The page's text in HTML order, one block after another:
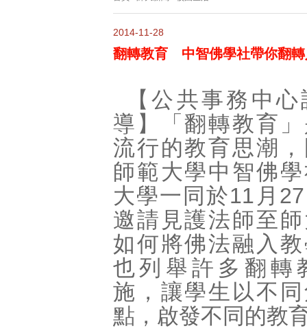
2014-11-28
翻轉教育 中智佛學社帶你翻轉
【公共事務中
導】「翻轉教育
流行的教育思潮
師範大學中智佛
大學一同於11月
邀請見護法師至
如何將佛法融入
也列舉許多翻轉
施，讓學生以不
點，啟發不同的教